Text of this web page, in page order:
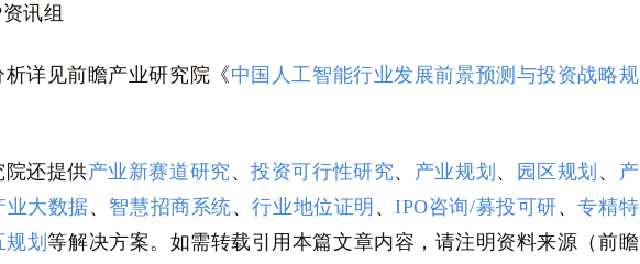
讯组
详见前瞻产业研究院《中国人工智能行业发展前景预测与投资战略规
院还提供产业新赛道研究 、投资可行性研究、 产业规划 、 园区规划 、 产
业大数据、 智慧招商系统、行业地位证明 、IPO咨询/募投可研、专精特
规划等解决方案。如需转载引用本篇文章内容，请注明资料来源（前瞻